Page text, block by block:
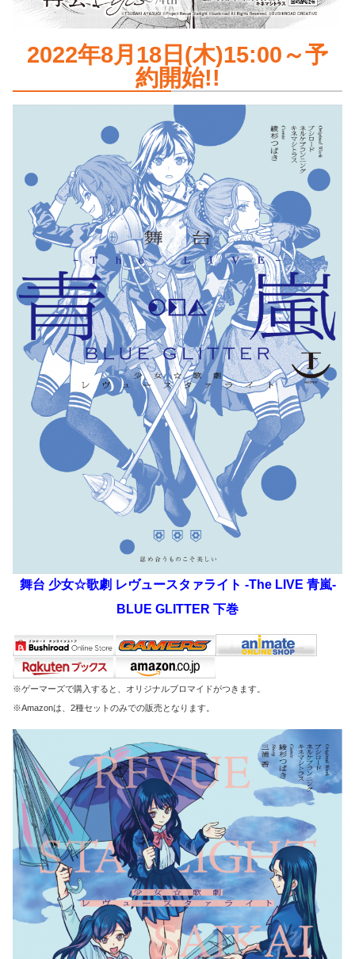
2022年8月18日(木)15:00～予
約開始!!
舞台 少女☆歌劇 レヴュースタァライト -The LIVE 青嵐-
BLUE GLITTER 下巻
※ゲーマーズで購入すると、オリジナルブロマイドがつきます。
※Amazonは、2種セットのみでの販売となります。